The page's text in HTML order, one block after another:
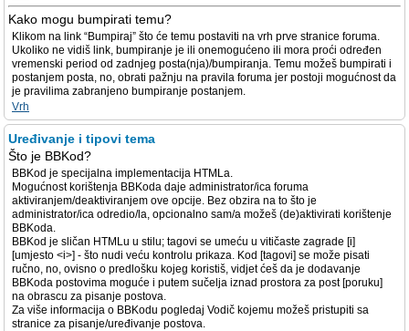
Kako mogu bumpirati temu?
Klikom na link “Bumpiraj” što će temu postaviti na vrh prve stranice foruma.
Ukoliko ne vidiš link, bumpiranje je ili onemogućeno ili mora proći određen
vremenski period od zadnjeg posta(nja)/bumpiranja. Temu možeš bumpirati i
postanjem posta, no, obrati pažnju na pravila foruma jer postoji mogućnost da
je pravilima zabranjeno bumpiranje postanjem.
Vrh
Uređivanje i tipovi tema
Što je BBKod?
BBKod je specijalna implementacija HTMLa.
Mogućnost korištenja BBKoda daje administrator/ica foruma
aktiviranjem/deaktiviranjem ove opcije. Bez obzira na to što je
administrator/ica odredio/la, opcionalno sam/a možeš (de)aktivirati korištenje
BBKoda.
BBKod je sličan HTMLu u stilu; tagovi se umeću u vitičaste zagrade [i]
[umjesto <i>] - što nudi veću kontrolu prikaza. Kod [tagovi] se može pisati
ručno, no, ovisno o predlošku kojeg koristiš, vidjet ćeš da je dodavanje
BBKoda postovima moguće i putem sučelja iznad prostora za post [poruku]
na obrascu za pisanje postova.
Za više informacija o BBKodu pogledaj Vodič kojemu možeš pristupiti sa
stranice za pisanje/uređivanje postova.